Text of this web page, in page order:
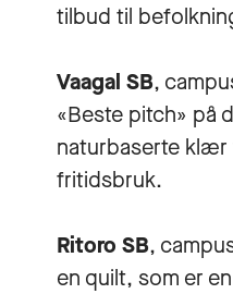
tilbud til
Vaagal SB,
«Beste pitch» på
naturbaserte
fritidsbruk.
Ritoro SB,
en quilt, som er